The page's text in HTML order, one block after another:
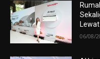
06/08/